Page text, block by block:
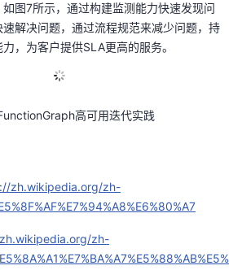
如图7所示，通过构建监测能力快速发现问
解决问题，通过流程规范来减少问题，持
，为客户提供SLA更高的服务。
高可用迭代实践
zh.wikipedia.org/zh-
zh-